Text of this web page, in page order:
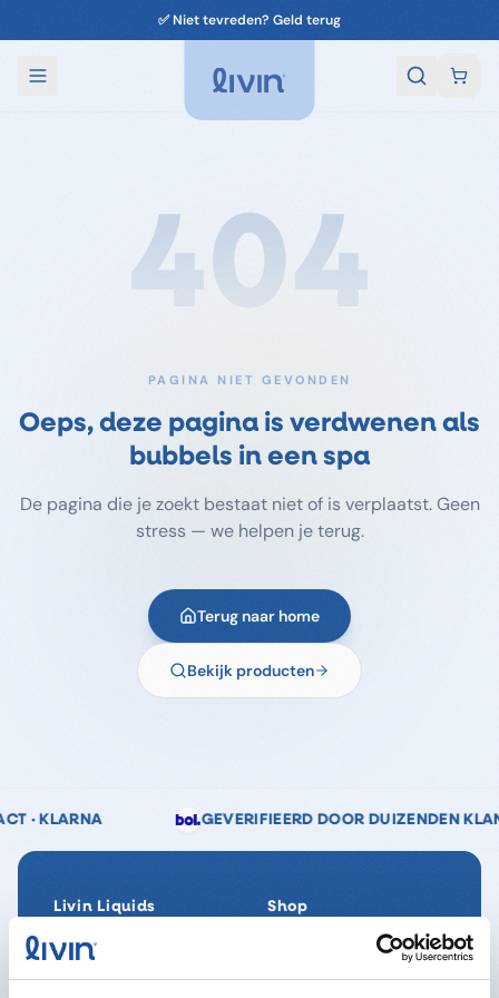
✅ Niet tevreden? Geld terug
404
PAGINA NIET GEVONDEN
Oeps, deze pagina is verdwenen als
bubbels in een spa
De pagina die je zoekt bestaat niet of is verplaatst. Geen
stress — we helpen je terug.
Terug naar home
Bekijk producten
GEVERIFIEERD DOOR DUIZENDEN KLANTEN 📞
Livin Liquids
Ons verhaal
Onze Impact
Shop
SpaReady